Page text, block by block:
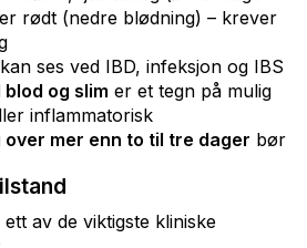
rødt (nedre blødning) – krever
kan ses ved IBD, infeksjon og IBS
og slim er et tegn på mulig
inflammatorisk
mer enn to til tre dager bør
av de viktigste kliniske